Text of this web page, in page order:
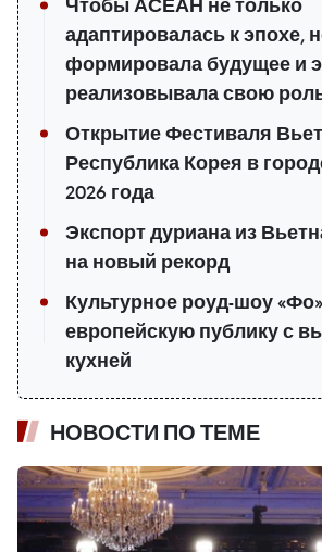
Чтобы АСЕАН не только
адаптировалась к эпохе,
формировала будущее и
реализовывала свою
Открытие Фестиваля
Республика Корея в
2026 года
Экспорт дуриана из
на новый рекорд
Культурное роуд-шоу
европейскую публику с
кухней
НОВОСТИ ПО ТЕМЕ